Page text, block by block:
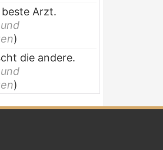
Arzt.
)
die andere.
)